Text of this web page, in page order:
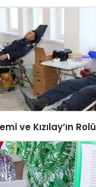
ve Kızılay’ın Rolü